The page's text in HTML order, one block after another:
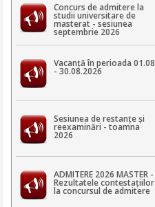
Concurs de admitere la
studii universitare de
masterat - sesiunea
septembrie 2026
Vacanță în perioada 01.08
- 30.08.2026
Sesiunea de restanțe și
reexaminări - toamna
2026
ADMITERE 2026 MASTER -
Rezultatele contestaţiilor
la concursul de admitere